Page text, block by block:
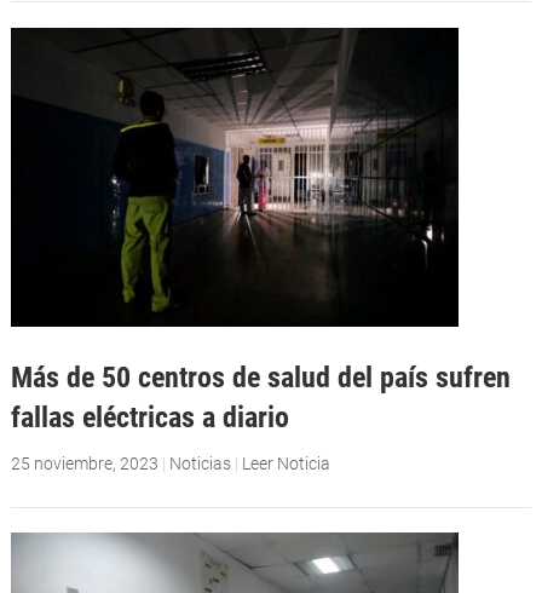
Más de 50 centros de salud del país sufren
fallas eléctricas a diario
25 noviembre, 2023 | Noticias | Leer Noticia